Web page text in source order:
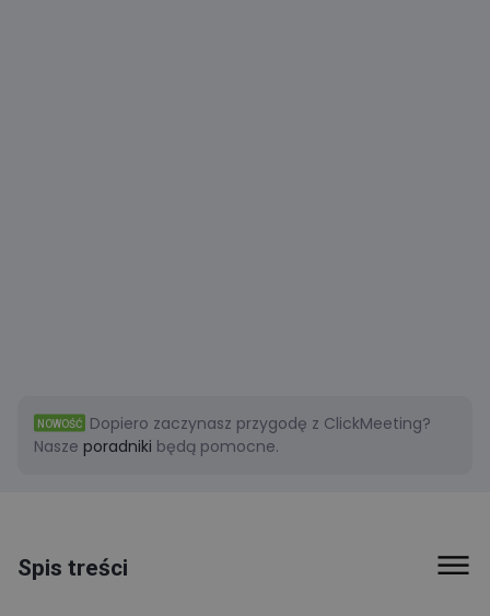
NOWOŚĆ
Dopiero zaczynasz przygodę z ClickMeeting?
Nasze poradniki będą pomocne.
Spis treści